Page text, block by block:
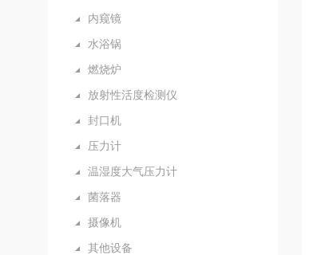
内窥镜
水浴锅
燃烧炉
放射性活度检测仪
封口机
压力计
温湿度大气压力计
菌落器
摄像机
其他设备